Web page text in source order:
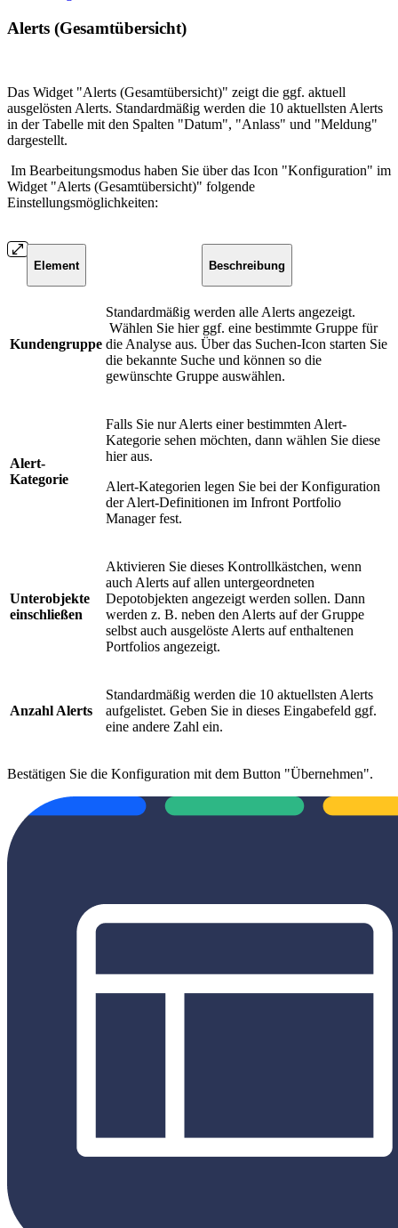
Alerts (Gesamtübersicht)
Das Widget "Alerts (Gesamtübersicht)" zeigt die ggf. aktuell
ausgelösten Alerts. Standardmäßig werden die 10 aktuellsten Alerts
in der Tabelle mit den Spalten "Datum", "Anlass" und "Meldung"
dargestellt.
Im Bearbeitungsmodus haben Sie über das Icon "Konfiguration" im
Widget "Alerts (Gesamtübersicht)" folgende
Einstellungsmöglichkeiten:
Element Beschreibung
Kundengruppe
Standardmäßig werden alle Alerts angezeigt.
Wählen Sie hier ggf. eine bestimmte Gruppe für
die Analyse aus. Über das Suchen-Icon starten Sie
die bekannte Suche und können so die
gewünschte Gruppe auswählen.
Alert-
Kategorie
Falls Sie nur Alerts einer bestimmten Alert-
Kategorie sehen möchten, dann wählen Sie diese
hier aus.
Alert-Kategorien legen Sie bei der Konfiguration
der Alert-Definitionen im Infront Portfolio
Manager fest.
Unterobjekte
einschließen
Aktivieren Sie dieses Kontrollkästchen, wenn
auch Alerts auf allen untergeordneten
Depotobjekten angezeigt werden sollen. Dann
werden z. B. neben den Alerts auf der Gruppe
selbst auch ausgelöste Alerts auf enthaltenen
Portfolios angezeigt.
Anzahl Alerts
Standardmäßig werden die 10 aktuellsten Alerts
aufgelistet. Geben Sie in dieses Eingabefeld ggf.
eine andere Zahl ein.
Bestätigen Sie die Konfiguration mit dem Button "Übernehmen".